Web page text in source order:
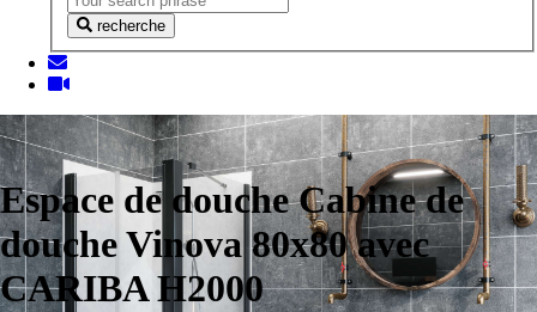
recherche
Espace de douche Cabine de
douche Vinova 80x80 avec
CARIBA H2000